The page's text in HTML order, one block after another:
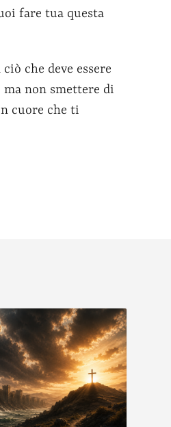
fare tua questa
che deve essere
non smettere di
cuore che ti